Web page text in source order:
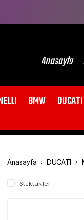
Anasayfa
BMW DUCATI
Anasayfa DUCATI
Stoktakiler